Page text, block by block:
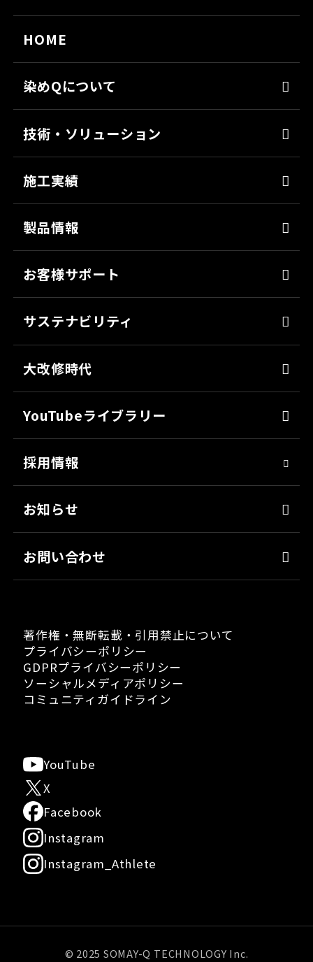
HOME
染めQについて
会社概要
沿革
技術・ソリューション
強靭化工法
ソリューション
施工実績
製品情報
ミッチャクロン
パテ
上塗り
サフェーサー
シーリング・接着剤
クリーナー・脱脂剤
お客様サポート
各種書類のご依頼
会社見学
サステナビリティ
技術革新
社会貢献
人材育成
アスリート社員
職場環境
大改修時代
YouTubeライブラリー
採用情報
お知らせ
お問い合わせ
著作権・無断転載・引用禁止について
プライバシーポリシー
GDPRプライバシーポリシー
ソーシャルメディアポリシー
コミュニティガイドライン
YouTube
X
Facebook
Instagram
Instagram_Athlete
© 2025 SOMAY-Q TECHNOLOGY Inc.